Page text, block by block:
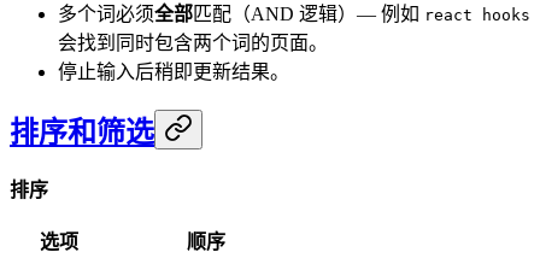
多个词必须全部匹配（AND 逻辑）— 例如 react hooks
会找到同时包含两个词的页面。
停止输入后稍即更新结果。
排序和筛选
排序
选项
顺序